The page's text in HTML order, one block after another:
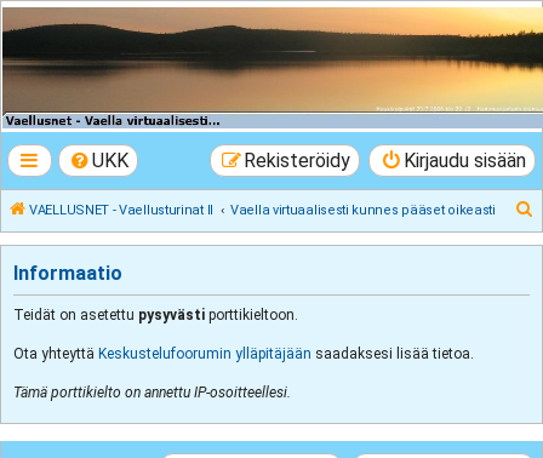
VAELLUSNET -
Vaellusturinat II
UKK Kirjaudu sisään
Rekisteröidy
VAELLUSNET - Vaellusturinat II Vaella virtuaalisesti kunnes pääset oikeasti
Informaatio
Teidät on asetettu pysyvästi porttikieltoon.
Ota yhteyttä Keskustelufoorumin ylläpitäjään saadaksesi lisää tietoa.
Tämä porttikielto on annettu IP-osoitteellesi.